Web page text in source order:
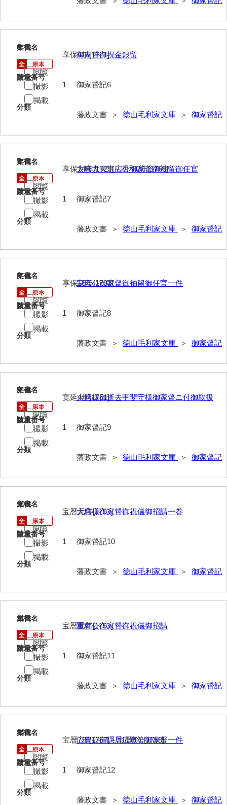
山野懸合録
勘場日記
御滞京日記
政府日記
寺社町方日記
遊行上人通路一件
廻浦記
宝物帳・道具帳
御勘渡奉書
諸村小貫過不足書取
川除方御定帳
職掌録
御制法
凶事分類・吉凶書抜
部分類例考
年表
徳山藩改易騒動集大成
6
文書名
御家督御祝金銀留
請求番号
御家督記6
分類
藩政文書 ＞ 徳山毛利家文庫 ＞ 御家督記
年代
享保6年[1721]
数量
1
閲覧
撮影
掲載
7
文書名
大膳大夫宗広公御家督御袖留御任官
請求番号
御家督記7
分類
藩政文書 ＞ 徳山毛利家文庫 ＞ 御家督記
年代
享保14年[1729]～明和2年[1765]
数量
1
閲覧
撮影
掲載
8
文書名
宗広公御家督御袖留御任官一件
請求番号
御家督記8
分類
藩政文書 ＞ 徳山毛利家文庫 ＞ 御家督記
年代
享保16年[1731]
数量
1
閲覧
撮影
掲載
9
文書名
大膳様御逝去甲斐守様御家督ニ付御取扱
請求番号
御家督記9
分類
藩政文書 ＞ 徳山毛利家文庫 ＞ 御家督記
年代
寛延4年[1751]
数量
1
閲覧
撮影
掲載
10
文書名
大膳様御家督御祝儀御招請一巻
請求番号
御家督記10
分類
藩政文書 ＞ 徳山毛利家文庫 ＞ 御家督記
年代
宝暦元年[1751]
数量
1
閲覧
撮影
掲載
11
文書名
重就公御家督御祝儀御招請
請求番号
御家督記11
分類
藩政文書 ＞ 徳山毛利家文庫 ＞ 御家督記
年代
宝暦元年[1751]
数量
1
閲覧
撮影
掲載
12
文書名
広豊公御隠居広寛公御家督一件
請求番号
御家督記12
分類
藩政文書 ＞ 徳山毛利家文庫 ＞ 御家督記
年代
宝暦7年[1757]～宝暦8年[1758]
数量
1
閲覧
撮影
掲載